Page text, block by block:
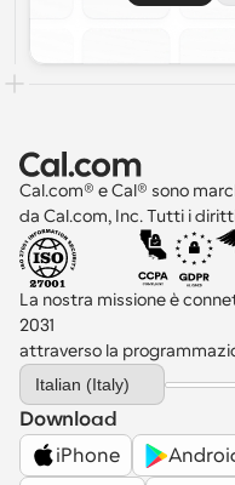
Cal.com® e Cal® sono
da Cal.com, Inc. Tutti i
La nostra missione è
2031
attraverso la
Select Language
Italian (Italy)
Download
iPhone